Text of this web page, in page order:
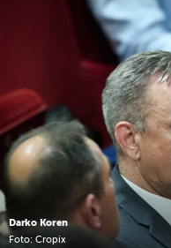
Darko Koren
Foto: Cropix